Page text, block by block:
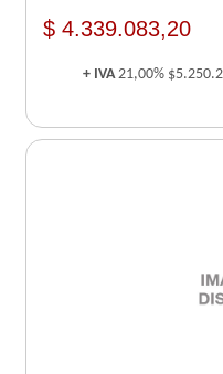
$ 4.339.083,20
+ IVA21,00%